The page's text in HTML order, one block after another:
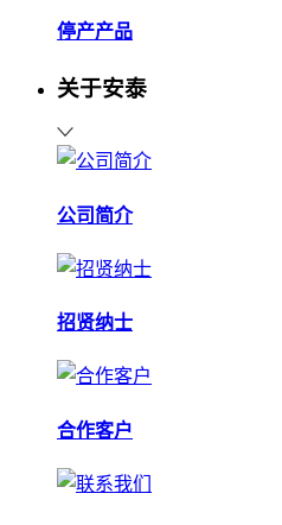
停产产品
关于安泰
公司简介
招贤纳士
合作客户